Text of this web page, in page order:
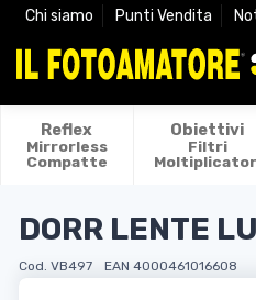
Chi siamo Punti Vendita
Reflex
Mirrorless
Compatte
Obiettivi
Filtri
DORR LENTE
Cod. VB497 EAN 4000461016608